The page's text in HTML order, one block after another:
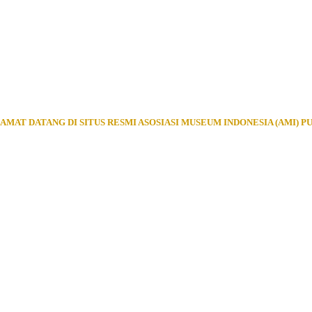
DATANG DI SITUS RESMI ASOSIASI MUSEUM INDONESIA (AMI)